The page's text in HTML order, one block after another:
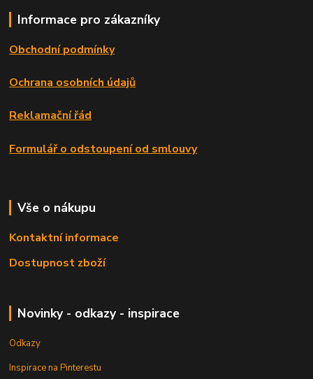
Informace pro zákazníky
Obchodní podmínky
Ochrana osobních údajů
Reklamační řád
Formulář o odstoupení od smlouvy
Vše o nákupu
Kontaktní informace
Dostupnost zboží
Novinky - odkazy - inspirace
Odkazy
Inspirace na Pinterestu